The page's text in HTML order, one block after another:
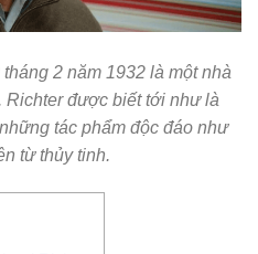
2 năm 1932 là một nhà
được biết tới như là
tác phẩm độc đáo như
từ thủy tinh.